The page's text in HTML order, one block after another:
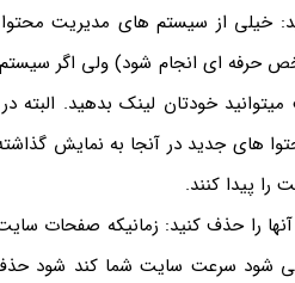
از سیستم های مدیریت محتوا
حرفه ای انجام شود) ولی اگر
خودتان لینک بدهید. البته
های جدید در آنجا به نمایش
پیدا کنند.
را حذف کنید: زمانیکه صفحات سایت
شود سرعت سایت شما کند شود حذف